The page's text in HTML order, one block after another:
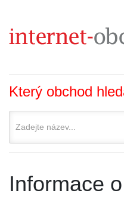
Který obchod
Informace